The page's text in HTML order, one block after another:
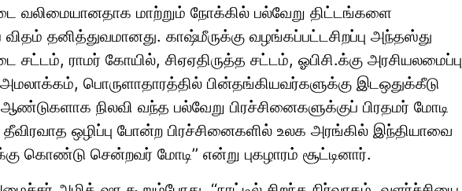
வலிமையானதாக மாற்றும் நோக்கில் பல்வேறு திட்டங்களை
தனித்துவமானது. காஷ்மீருக்கு வழங்கப்பட்டசிறப்பு அந்தஸ்து
சட்டம், ராமர் கோயில், சிஏஏதிருத்த சட்டம், ஓபிசி.க்கு அரசியலமைப்பு
பொருளாதாரத்தில் பின்தங்கியவர்களுக்கு இடஒதுக்கீடு
நிலவி வந்த பல்வேறு பிரச்சினைகளுக்குப் பிரதமர் மோடி
ஒழிப்பு போன்ற பிரச்சினைகளில் உலக அரங்கில் இந்தியாவை
கொண்டு சென்றவர் மோடி’’ என்று புகழாரம் சூட்டினார்.